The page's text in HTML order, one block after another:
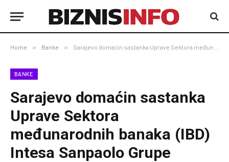
Home » Banke » Sarajevo domaćin sastanka Uprave Sektora međunarodnih banaka (IBD) Intesa Sanpaolo Grupe
BANKE
Sarajevo domaćin sastanka
Uprave Sektora
međunarodnih banaka (IBD)
Intesa Sanpaolo Grupe